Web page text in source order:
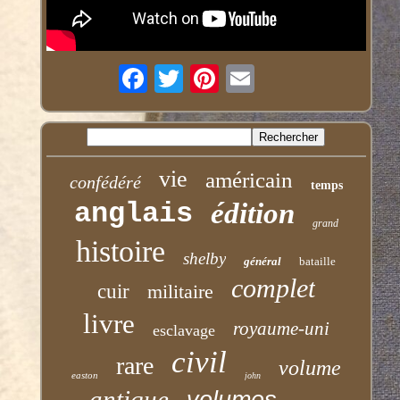
confédéré vie américain temps
anglais édition grand
histoire shelby général bataille
cuir militaire complet
livre esclavage royaume-uni
easton rare civil john volume